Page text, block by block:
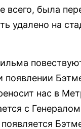
всего, была
удалено на
появлении
нас в
с